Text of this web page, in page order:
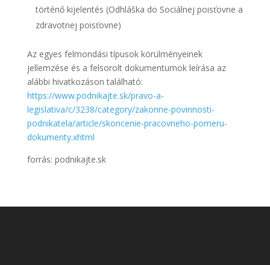
történő kijelentés (Odhláška do Sociálnej poisťovne a
zdravotnej poisťovne)
Az egyes felmondási típusok körülményeinek
jellemzése és a felsorolt dokumentumok leírása az
alábbi hivatkozáson található:
https://www.podnikajte.sk/pravo-a-
legislativa/c/3238/category/zakonne-povinnosti-
podnikatela/article/skoncenie-pracovneho-pomeru-
dokumenty.xhtml
forrás: podnikajte.sk